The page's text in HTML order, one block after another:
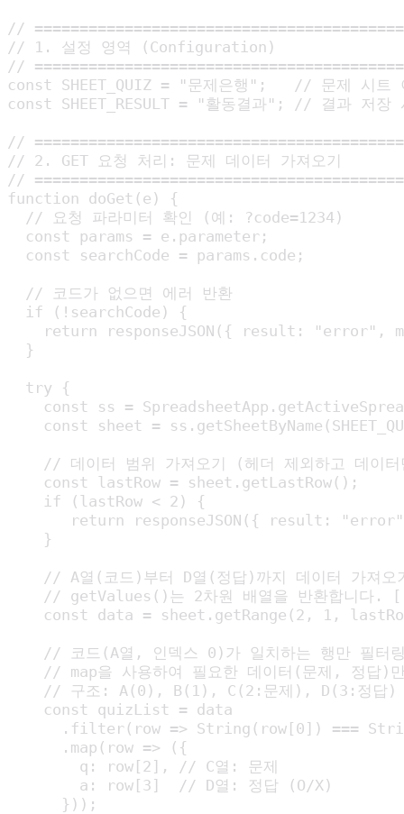
//
// 1. 설정 영역 (Configuration)
//
const SHEET_QUIZ = "문제은행";   // 문제 시트
const SHEET_RESULT = "활동결과"; // 결과 저장
//
// 2. GET 요청 처리: 문제 데이터 가져오기
//
function doGet(e) {
  // 요청 파라미터 확인 (예: ?code=1234)
  const params = e.parameter;
  const searchCode = params.code;
  // 코드가 없으면 에러 반환
  if (!searchCode) {
return responseJSON({ result: "error",
  }
  try {
const ss =
const sheet =
// 데이터 범위 가져오기 (헤더 제외하고 데이
    const lastRow = sheet.getLastRow();
    if (lastRow < 2) {
return responseJSON({ result:
    }
// A열(코드)부터 D열(정답)까지 데이터 가져오
// getValues()는 2차원 배열을 반환합니다
const data = sheet.getRange(2, 1,
// 코드(A열, 인덱스 0)가 일치하는 행만 필터
// map을 사용하여 필요한 데이터(문제, 정답)
    // 구조: A(0), B(1), C(2:문제), D(3:정답)
    const quizList = data
.filter(row => String(row[0]) ===
      .map(row => ({
        q: row[2], // C열: 문제
        a: row[3]  // D열: 정답 (O/X)
      }));